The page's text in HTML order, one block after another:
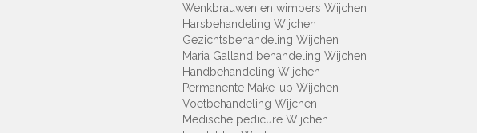
Wenkbrauwen en wimpers Wijchen
Harsbehandeling Wijchen
Gezichtsbehandeling Wijchen
Maria Galland behandeling Wijchen
Handbehandeling Wijchen
Permanente Make-up Wijchen
Voetbehandeling Wijchen
Medische pedicure Wijchen